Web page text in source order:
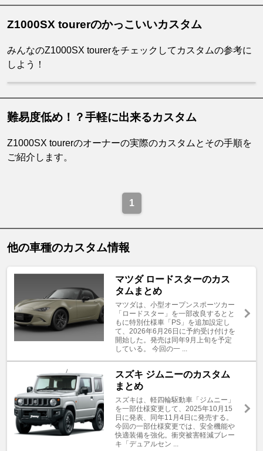
Z1000SX tourerのかっこいいカスタム
みんなのZ1000SX tourerをチェックしてカスタムの参考に
しよう！
難易度低め！？手軽に出来るカスタム
Z1000SX tourerのオーナーの実際のカスタムとその手順を
ご紹介します。
1
他の車種のカスタム情報
マツダ ロードスターのカス
タムまとめ
マツダは、小型オープンスポーツカー
「ロードスター」を一部改良するとと
もに特別仕様車「PS」を追加設定し
て、2026年6月26日に予約受け付けを
開始した。発売は同年9月上旬を予定
している。 今回の一 ...
スズキ ジムニーのカスタム
まとめ
スズキは、軽四輪駆動車「ジムニー」
を一部仕様変更して、2025年10月15
日に発表、同年11月4日に発売する。
今回の一部仕様変更では、安全機能や
快適装備を強化。衝突被害軽減ブレー
キ「デュアルセン ...